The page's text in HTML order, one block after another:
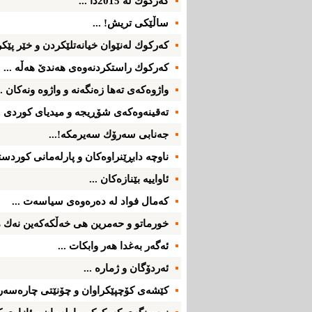
ساڵێكی‌ تریش! ...
كه‌ركوك له‌نێوان خیانه‌تلێكردن و خێر
كه‌ركوك راستكردنه‌وه‌ی‌ هه‌ندێ‌ هه‌ڵه‌ ...
واژوه‌كه‌ی ته‌ها زه‌نگه‌نه‌ و واژوه‌ ونه‌كان
ته‌قینه‌وه‌كه‌ی‌ شۆڕیجه ‌و میدیای‌ كوردی‌
جه‌نابی سه‌رۆك سه‌یرمكه‌!...
ناوچه‌ دابڕێنراوه‌كان و پارله‌مانی‌
ئاواییه‌ بێنازه‌كان ...
كه‌مال فواد له‌ ده‌ره‌وه‌ی‌ سیاسه‌ت ...
خورماتو و حه‌مرین هی‌ خه‌ڵكه‌كه‌ین نه‌ك
ئه‌گه‌ر به‌غدا هه‌ر وابكات ...
ئه‌ردۆگان و ژماره‌ ...
كێشه‌ی‌ كۆچپێكراوان و چۆنێتی‌